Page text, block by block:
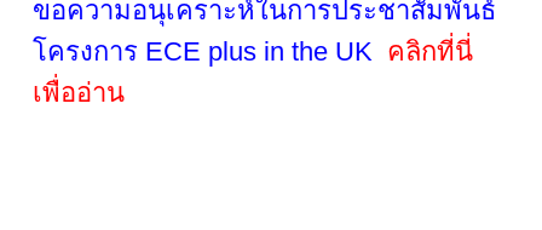
ขอความอนุเคราะห์ในการประชาสัมพันธ์
โครงการ ECE plus in the UK คลิกที่นี่
เพื่ออ่าน